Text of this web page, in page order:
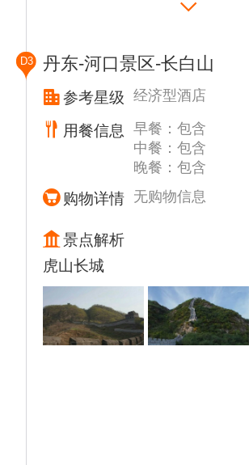
周一全天闭馆），沈阳故宫位于
京行宫，沈阳故宫博物院不仅有
殿建筑，还以丰富的珍贵收藏而
宫内收藏有大量旧皇宫遗留下来
在宫中的各陈列馆可以观赏到这
▲【清代一条街】（游览约0.5
又称为清代一条街，东起抚近门
门，长约1千米，两侧雕梁画栋
不胜收，各色小店带您感受不一
情。
▲【原汁原味吊炉饼】金黄酥脆
可口，这种饼的工艺特别独特
一个饼，用筷子夹起来则是一
▲【张氏帅府】（门票自理游
D3 丹东-河口景区-长白山
参考星级 经济型酒店
用餐信息
早餐：包含
中餐：包含
晚餐：包含
购物详情 无购物信息
景点解析
虎山长城